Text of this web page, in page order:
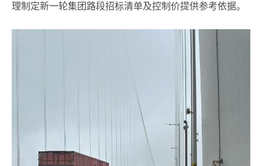
理制定新一轮集团路段招标清单及控制价提供参考依据。